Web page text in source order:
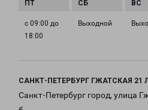
с 09:00 до
18:00
Выходной
САНКТ-ПЕТЕРБУРГ ГЖАТСКАЯ 21
Санкт-Петербург город, улица